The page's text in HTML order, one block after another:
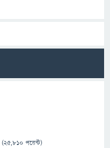
(25,810 পয়েন্ট)